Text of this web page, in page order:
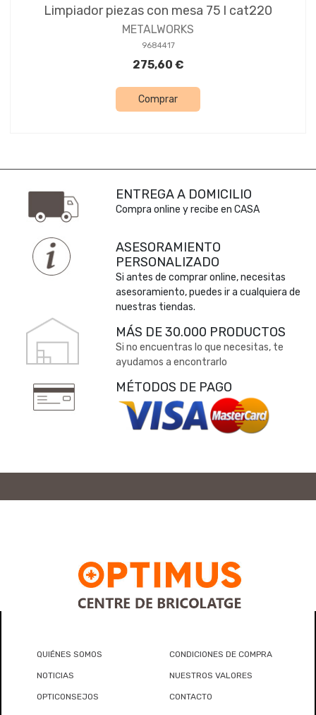
Limpiador piezas con mesa 75 l cat220
METALWORKS
9684417
275,60 €
Comprar
ENTREGA A DOMICILIO
Compra online y recibe en CASA
ASESORAMIENTO
PERSONALIZADO
Si antes de comprar online, necesitas
asesoramiento, puedes ir a cualquiera de
nuestras tiendas.
MÁS DE 30.000 PRODUCTOS
Si no encuentras lo que necesitas, te
ayudamos a encontrarlo
MÉTODOS DE PAGO
QUIÉNES SOMOS CONDICIONES DE COMPRA
NOTICIAS NUESTROS VALORES
OPTICONSEJOS CONTACTO